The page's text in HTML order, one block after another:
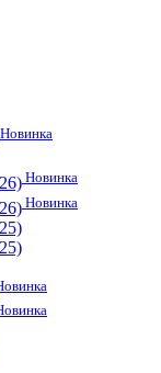
Новинка
Новинка
Новинка